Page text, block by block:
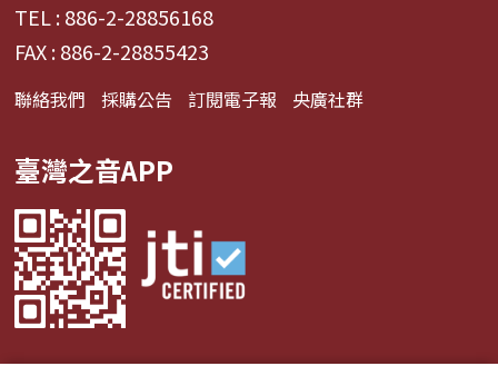
TEL : 886-2-28856168
FAX : 886-2-28855423
聯絡我們 採購公告 訂閱電子報 央廣社群
臺灣之音APP